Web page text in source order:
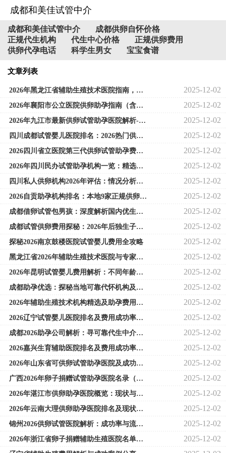
成都和美佳试管中介
成都和美佳试管中介
成都供卵自怀价格
正规代生机构
代生中心价格
正规供卵费用
供卵代孕电话
科学生男女 宝宝食谱
文章列表
2026年黑龙江省辅助生殖技术医院指南，解析供卵条件与现状 2025-12-02
2026年襄阳市公立医院供卵助孕指南（含成功率、费用及供卵现状） 2025-12-02
2026年九江市最新供卵试管助孕医院解析-探究九江供卵助孕现状 2025-12-02
四川成都试管婴儿医院排名：2026热门供卵机构成功率深度解析 2025-12-02
2026四川省立医院第三代供卵试管助孕费用及医院排名 2025-12-02
2026年四川民办试管助孕机构一览：精选供卵助孕热门医院 2025-12-02
四川私人供卵机构2026年评估：情况分析与可靠性探讨 2025-12-02
2026自贡助孕机构排名：本地9家正规供卵试管医院选择全攻略 2025-12-02
成都借卵试管包男孩：深度解析国内优生优育医院与2026年武侯区免费孕前检查政策 2025-12-02
成都试管供卵费用探秘：2026年后独生子女政策与助孕趋势 2025-12-02
探秘2026南京鼓楼医院试管婴儿费用全攻略 2025-12-02
黑龙江省2026年辅助生殖技术医院与专家指南 2025-12-02
2026年昆明试管婴儿费用解析：不同年龄段女性花费差异详解 2025-12-02
成都助孕优选：探秘当地可靠代怀机构及试管婴儿费用解析 2025-12-02
2026年辅助生殖技术机构精选及助孕费用、成功率揭秘 2025-12-02
2026辽宁试管婴儿医院排名及费用成功率解读 2025-12-02
成都2026助孕公司解析：寻可靠代生中介指南 2025-12-02
2026嘉兴生育辅助医院排名及费用成功率解析 2025-12-02
2026年山东省可供卵试管助孕医院及成功率解读 2025-12-02
广西2026年卵子捐赠试管助孕医院名录（含成功率与现状） 2025-12-02
2026年湛江市供卵助孕医院概览：现状与成功率解析 2025-12-02
2026年云南大理供卵助孕医院排名及现状分析 2025-12-02
锦州2026供卵试管医院解析：成功率与流程解读 2025-12-02
2026年浙江省卵子捐赠辅助生殖医院名单（包含成功率及卵子现状） 2025-12-02